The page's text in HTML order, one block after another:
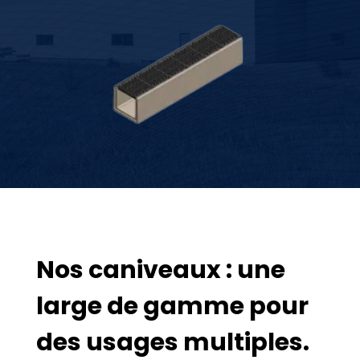
Nos caniveaux : une
large de gamme pour
des usages multiples.